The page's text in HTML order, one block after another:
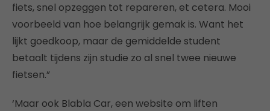
fiets, snel opzeggen tot repareren, et cetera. Mooi
voorbeeld van hoe belangrijk gemak is. Want het
lijkt goedkoop, maar de gemiddelde student
betaalt tijdens zijn studie zo al snel twee nieuwe
fietsen.”
‘Maar ook Blabla Car, een website om liften